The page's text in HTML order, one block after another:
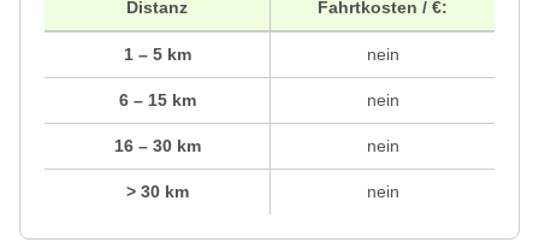
Distanz
1 – 5 km
6 – 15 km
16 – 30 km
> 30 km
Fahrtkosten / €:
nein
nein
nein
nein